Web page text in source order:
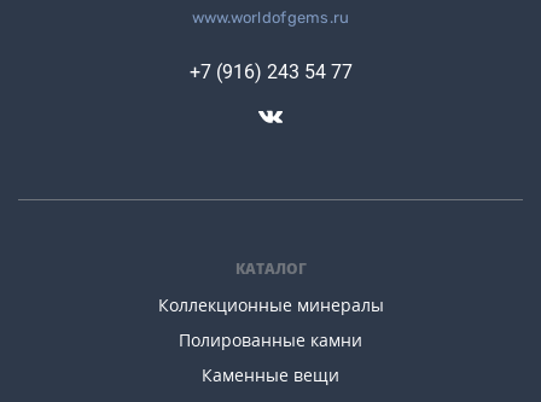
www.worldofgems.ru
КАТАЛОГ
Коллекционные минералы
Полированные камни
Каменные вещи
+7 (916) 243 54 77